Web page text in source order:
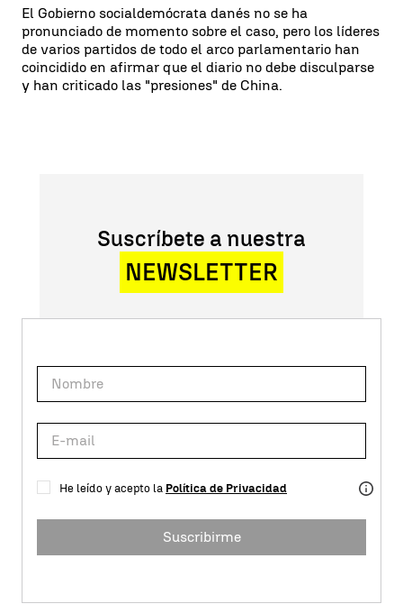
El Gobierno socialdemócrata danés no se ha
pronunciado de momento sobre el caso, pero los líderes
de varios partidos de todo el arco parlamentario han
coincidido en afirmar que el diario no debe disculparse
y han criticado las "presiones" de China.
Suscríbete a nuestra
NEWSLETTER
He leído y acepto la Política de Privacidad
Suscribirme